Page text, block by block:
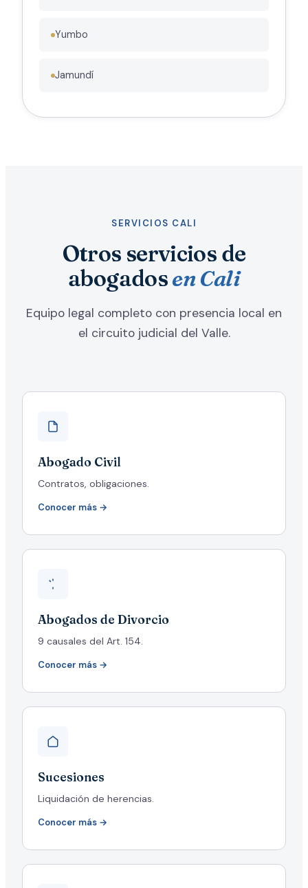
Yumbo
Jamundí
SERVICIOS CALI
Otros servicios de
abogadosen Cali
Equipo legal completo con presencia local en
el circuito judicial del Valle.
Abogado Civil
Contratos, obligaciones.
Conocer más →
Abogados de Divorcio
9 causales del Art. 154.
Conocer más →
Sucesiones
Liquidación de herencias.
Conocer más →